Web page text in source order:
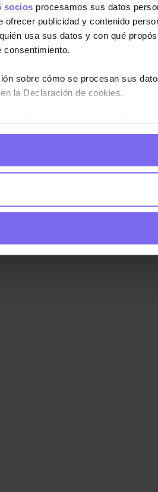
socios procesamos sus datos
ofrecer publicidad y contenido
usa sus datos y con qué
sobre cómo se procesan sus
la Declaración de cookies.
que haga del sitio web con